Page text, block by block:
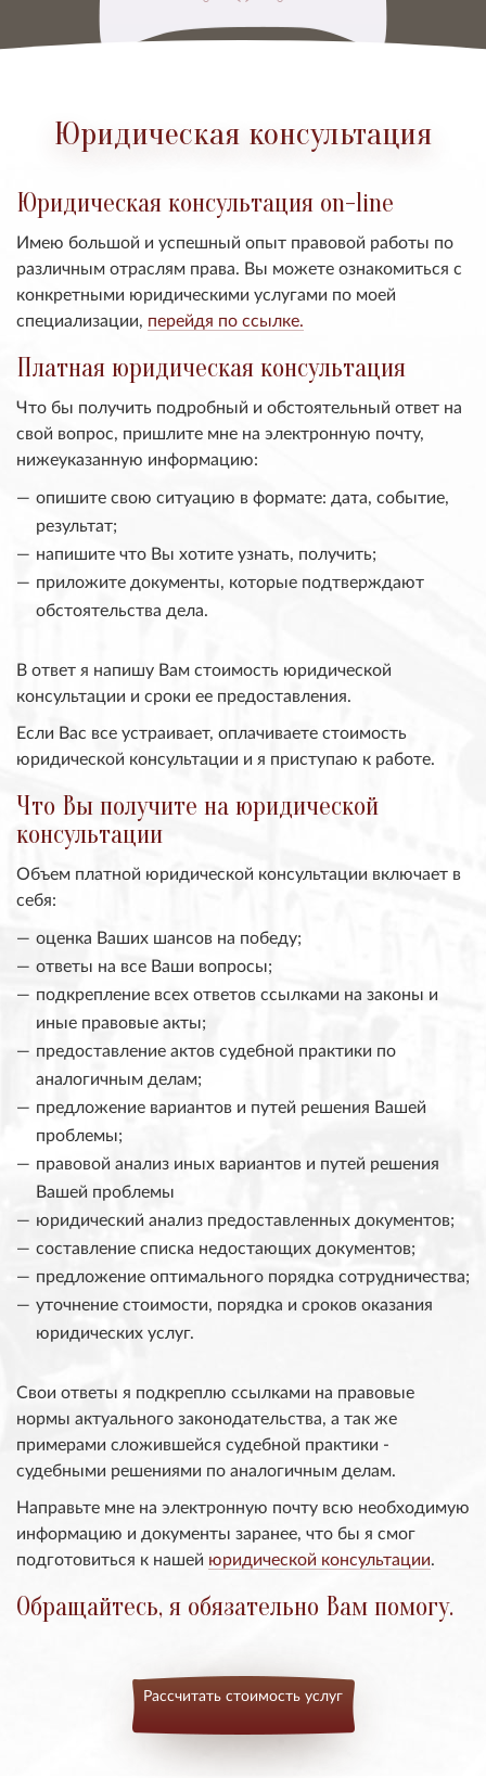
Юридическая консультация
Юридическая консультация on-line
Имею большой и успешный опыт правовой работы по
различным отраслям права. Вы можете ознакомиться с
конкретными юридическими услугами по моей
специализации, перейдя по ссылке.
Платная юридическая консультация
Что бы получить подробный и обстоятельный ответ на
свой вопрос, пришлите мне на электронную почту,
нижеуказанную информацию:
опишите свою ситуацию в формате: дата, событие,
результат;
напишите что Вы хотите узнать, получить;
приложите документы, которые подтверждают
обстоятельства дела.
В ответ я напишу Вам стоимость юридической
консультации и сроки ее предоставления.
Если Вас все устраивает, оплачиваете стоимость
юридической консультации и я приступаю к работе.
Что Вы получите на юридической
консультации
Объем платной юридической консультации включает в
себя:
оценка Ваших шансов на победу;
ответы на все Ваши вопросы;
подкрепление всех ответов ссылками на законы и
иные правовые акты;
предоставление актов судебной практики по
аналогичным делам;
предложение вариантов и путей решения Вашей
проблемы;
правовой анализ иных вариантов и путей решения
Вашей проблемы
юридический анализ предоставленных документов;
составление списка недостающих документов;
предложение оптимального порядка сотрудничества;
уточнение стоимости, порядка и сроков оказания
юридических услуг.
Свои ответы я подкреплю ссылками на правовые
нормы актуального законодательства, а так же
примерами сложившейся судебной практики -
судебными решениями по аналогичным делам.
Направьте мне на электронную почту всю необходимую
информацию и документы заранее, что бы я смог
подготовиться к нашей юридической консультации.
Обращайтесь, я обязательно Вам помогу.
Рассчитать стоимость услуг